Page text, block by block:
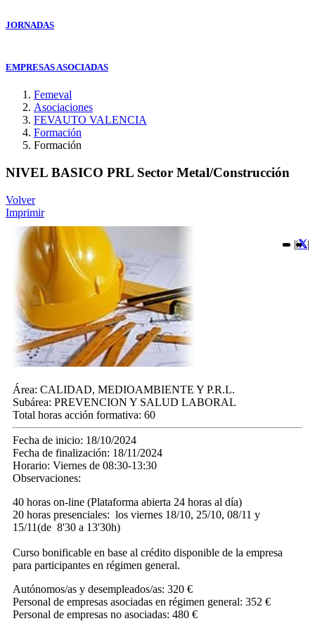
JORNADAS
EMPRESAS ASOCIADAS
Femeval
Asociaciones
FEVAUTO VALENCIA
Formación
Formación
NIVEL BASICO PRL Sector Metal/Construcción
Volver
Imprimir
|| |
Área: CALIDAD, MEDIOAMBIENTE Y P.R.L.
Subárea: PREVENCION Y SALUD LABORAL
Total horas acción formativa: 60
Fecha de inicio: 18/10/2024
Fecha de finalización: 18/11/2024
Horario: Viernes de 08:30-13:30
Observaciones:
40 horas on-line (Plataforma abierta 24 horas al día)
20 horas presenciales: los viernes 18/10, 25/10, 08/11 y
15/11(de 8'30 a 13'30h)
Curso bonificable en base al crédito disponible de la empresa
para participantes en régimen general.
Autónomos/as y desempleados/as: 320 €
Personal de empresas asociadas en régimen general: 352 €
Personal de empresas no asociadas: 480 €